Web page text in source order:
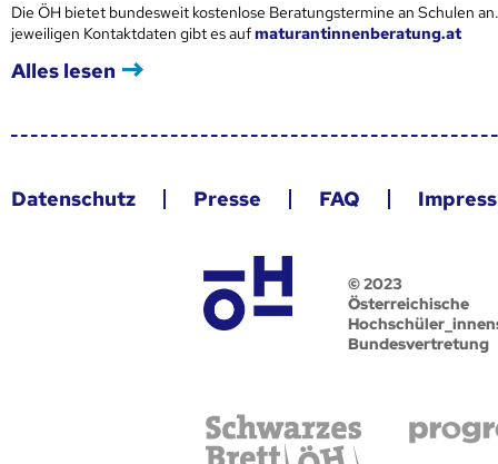
Die ÖH bietet bundesweit kostenlose Beratungstermine an Schulen
jeweiligen Kontaktdaten gibt es aufmaturantinnenberatung.at
Alles lesen
Datenschutz Presse FAQ
© 2023
Österreichische
Bundesvertretung